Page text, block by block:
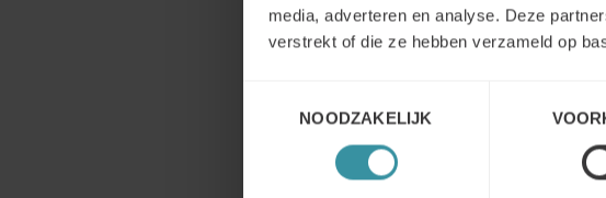
media, adverteren en analyse. Deze
verstrekt of die ze hebben verzameld op
NOODZAKELIJK